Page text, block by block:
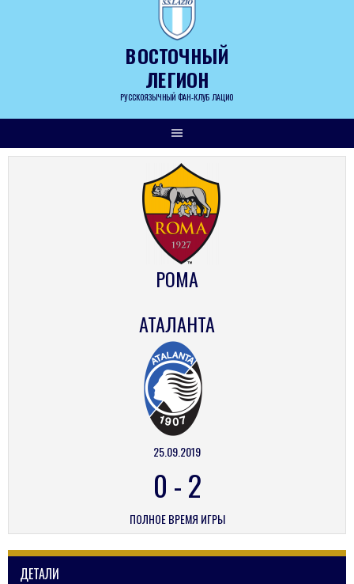
ВОСТОЧНЫЙ
ЛЕГИОН
РУССКОЯЗЫЧНЫЙ ФАН-КЛУБ ЛАЦИО
РОМА
АТАЛАНТА
25.09.2019
0 -2
ПОЛНОЕ ВРЕМЯ ИГРЫ
ДЕТАЛИ